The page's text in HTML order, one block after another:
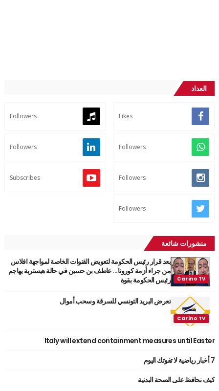
العداد
Likes
Followers
Followers
Followers
Followers
Subscribes
Followers
منشورات شائعة
بعد قرار رئيس الحكومة لتعويض القنوات الخاصة لمواجهة افلاس
من جراء أزمة كورونا... عاطف بن حسين في حالة هيسترية يهاجم
رئيس الحكومة بقوة
تعرض البريد التونسي للسرقة وسحب أموال
Italy will extend containment measures until Easter
7 أخبار رياضية لا تفوتك اليوم
كيف نحافظ على الصحة البدنية